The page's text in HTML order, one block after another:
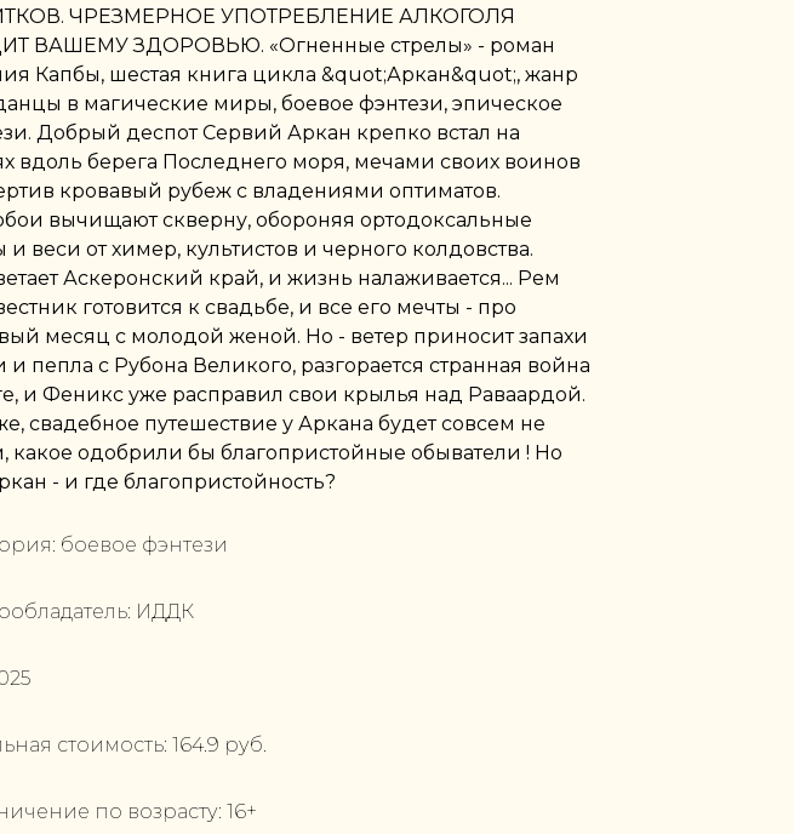
ЧРЕЗМЕРНОЕ УПОТРЕБЛЕНИЕ АЛКОГОЛЯ
ВАШЕМУ ЗДОРОВЬЮ. «Огненные стрелы» - роман
Капбы, шестая книга цикла &quot;Аркан&quot;, жанр
в магические миры, боевое фэнтези, эпическое
Добрый деспот Сервий Аркан крепко встал на
вдоль берега Последнего моря, мечами своих воинов
кровавый рубеж с владениями оптиматов.
вычищают скверну, обороняя ортодоксальные
и веси от химер, культистов и черного колдовства.
Аскеронский край, и жизнь налаживается... Рем
готовится к свадьбе, и все его мечты - про
месяц с молодой женой. Но - ветер приносит запахи
и пепла с Рубона Великого, разгорается странная война
и Феникс уже расправил свои крылья над Раваардой.
свадебное путешествие у Аркана будет совсем не
какое одобрили бы благопристойные обыватели ! Но
- и где благопристойность?
боевое фэнтези
ИДДК
стоимость: 164.9 руб.
по возрасту: 16+